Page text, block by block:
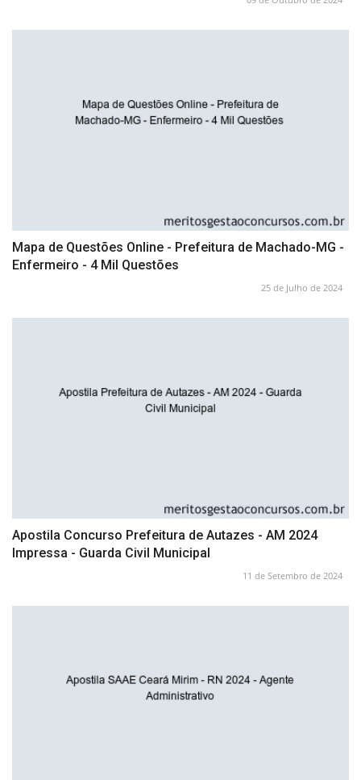
Mapa de Questões Online - Prefeitura de Machado-MG -
Enfermeiro - 4 Mil Questões
25 de Julho de 2024
Apostila Concurso Prefeitura de Autazes - AM 2024
Impressa - Guarda Civil Municipal
11 de Setembro de 2024